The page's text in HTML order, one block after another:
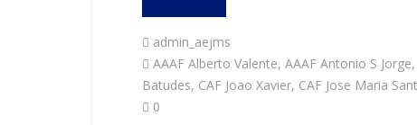
admin_aejms
AAAF Alberto Valente, AAAF Antonio S Jorge,
Batudes, CAF Joao Xavier, CAF Jose Maria
0